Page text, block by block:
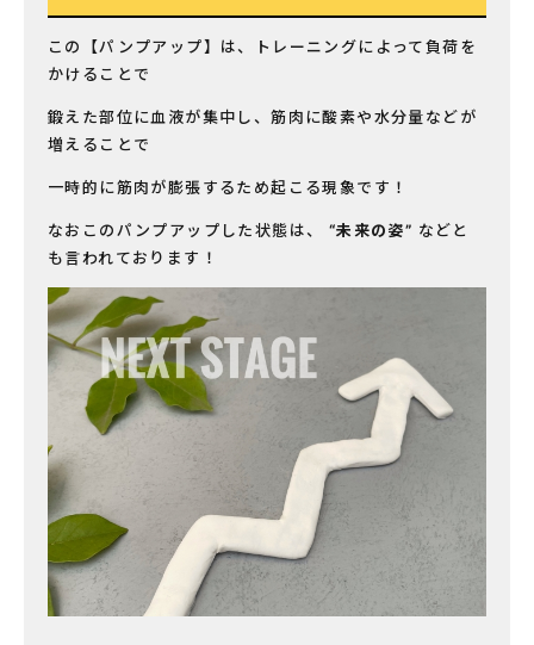
この【パンプアップ】は、トレーニングによって負荷を
かけることで
鍛えた部位に血液が集中し、筋肉に酸素や水分量などが
増えることで
一時的に筋肉が膨張するため起こる現象です！
なおこのパンプアップした状態は、 “未来の姿” などと
も言われております！